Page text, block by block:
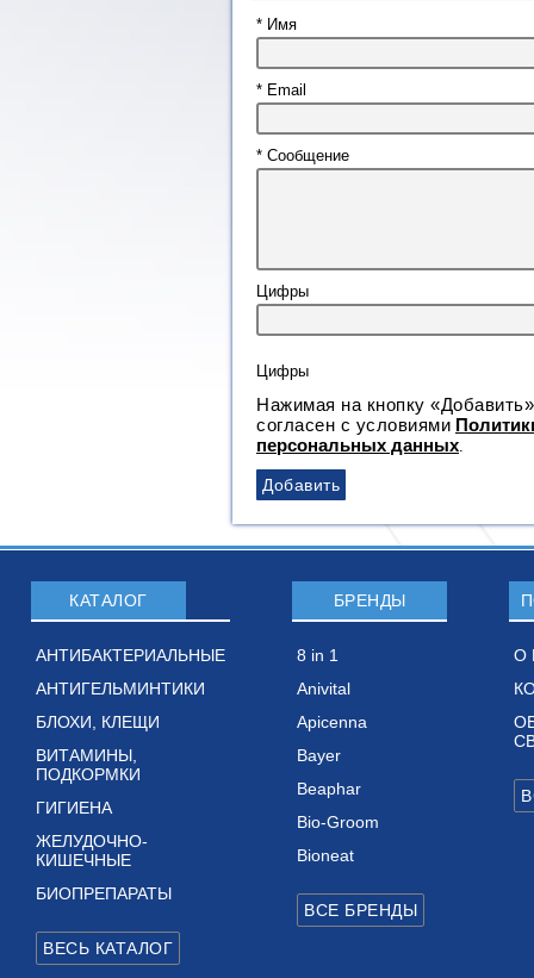
* Имя
* Email
* Сообщение
Цифры
Нажимая на кнопку
согласен с условиями
персональных данных.
КАТАЛОГ
АНТИБАКТЕРИАЛЬНЫЕ
АНТИГЕЛЬМИНТИКИ
БЛОХИ, КЛЕЩИ
ВИТАМИНЫ,
ПОДКОРМКИ
ГИГИЕНА
ЖЕЛУДОЧНО-
КИШЕЧНЫЕ
БИОПРЕПАРАТЫ
БРЕНДЫ
8 in 1
Anivital
Apicenna
Bayer
Beaphar
Bio-Groom
Bioneat
О